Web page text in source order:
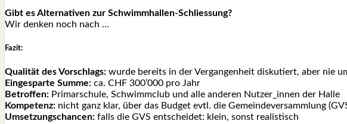
Gibt es Alter­na­ti­ven zur Schwimm­hal­len-Schlies­sung?
Wir den­ken noch nach …
Fazit:
Qua­li­tät des Vor­schlags: wur­de bereits in der Ver­gan­gen­heit dis­ku­tiert, aber nie
Ein­ge­spar­te Sum­me: ca. CHF 300’000 pro Jahr
Betrof­fen: Pri­mar­schu­le, Schwimm­club und alle ande­ren Nutzer_innen der Hal­le
Kom­pe­tenz: nicht ganz klar, über das Bud­get evtl. die Gemein­de­ver­samm­lung
Umset­zungs­chan­cen: falls die GVS ent­schei­det: klein, sonst rea­lis­tisch